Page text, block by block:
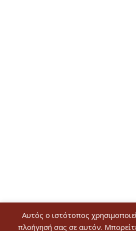
Αυτός ο ιστότοπος
πλοήγησή σας σε αυτόν.